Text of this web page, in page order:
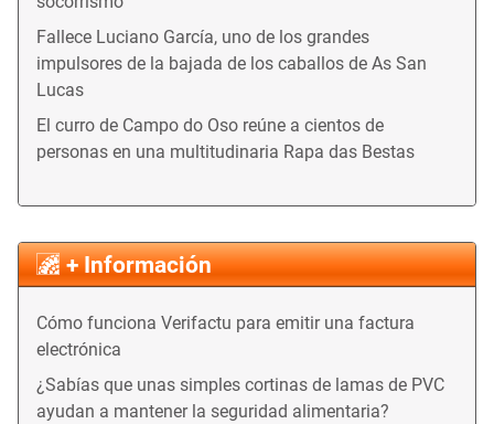
Fallece Luciano García, uno de los grandes
impulsores de la bajada de los caballos de As San
Lucas
El curro de Campo do Oso reúne a cientos de
personas en una multitudinaria Rapa das Bestas
+ Información
Cómo funciona Verifactu para emitir una factura
electrónica
¿Sabías que unas simples cortinas de lamas de PVC
ayudan a mantener la seguridad alimentaria?